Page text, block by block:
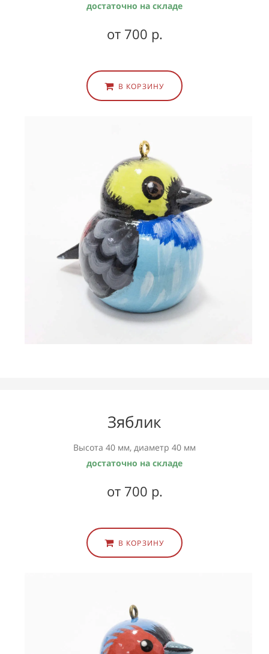
достаточно на складе
от 700 р.
В КОРЗИНУ
Зяблик
Высота 40 мм, диаметр 40 мм
достаточно на складе
от 700 р.
В КОРЗИНУ